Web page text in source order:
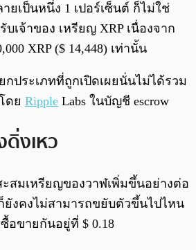
ยเป็นหนึ่ง 1 เปอร์เซ็นต์ ก็ไม่ใช่
เจ้าของ เหรียญ XRP เนื่องจาก
XRP ($ 14,448) เท่านั้น
ประเภทที่ถูกเปิดเผยนั่นไม่ได้รวม
ดย Ripple Labs ในบัญชี escrow
ดิ่งเหว
สมเหรียญของวาฬเพิ่มขึ้นอย่างต่อ
ยังคงไม่สามารถขยับตัวขึ้นไปไหน
อขายกันอยู่ที่ $ 0.18